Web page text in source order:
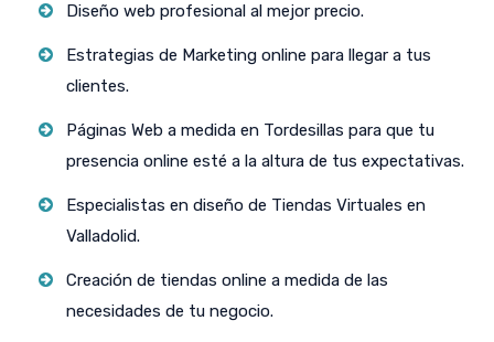
Diseño web profesional al mejor precio.
Estrategias de Marketing online para llegar a tus
clientes.
Páginas Web a medida en Tordesillas para que tu
presencia online esté a la altura de tus expectativas.
Especialistas en diseño de Tiendas Virtuales en
Valladolid.
Creación de tiendas online a medida de las
necesidades de tu negocio.